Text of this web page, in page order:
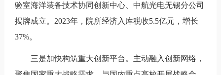
验室海洋装备技术协同创新中心、中航光电无锡分公司
揭牌成立。2023年，院所经济入库税收5.5亿元，增长
37%。
三是加快构筑重大创新平台。主动融入创新网络，